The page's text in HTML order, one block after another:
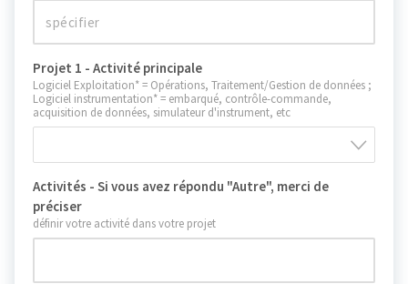
Projet 1 - Activité principale
Logiciel Exploitation* = Opérations, Traitement/Gestion de données ;
Logiciel instrumentation* = embarqué, contrôle-commande,
acquisition de données, simulateur d'instrument, etc
Activités - Si vous avez répondu "Autre", merci de
préciser
définir votre activité dans votre projet